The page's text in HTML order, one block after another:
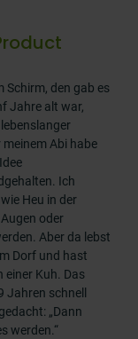
Schirm, den gab es
Jahre alt war,
Abi habe
Ich
Heu in der
oder
Aber da lebst
Dorf und hast
einer Kuh. Das
schnell
„Dann
werden.“